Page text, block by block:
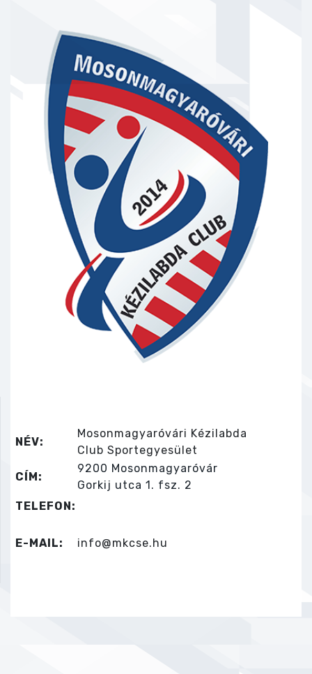
NÉV:
Mosonmagyaróvári Kézilabda
Club Sportegyesület
CÍM:
9200 Mosonmagyaróvár
Gorkij utca 1. fsz. 2
TELEFON:
E-MAIL: info@mkcse.hu